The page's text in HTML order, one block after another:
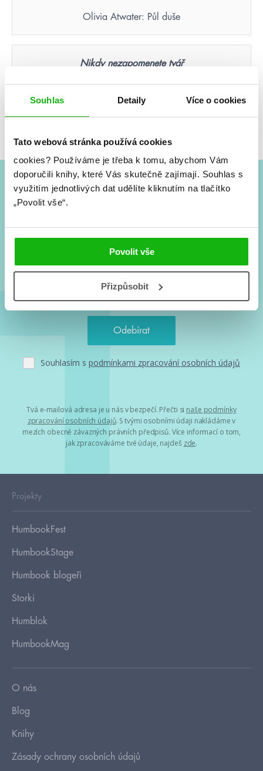
Souhlas Detaily Více o cookies
Tato webová stránka používá cookies
cookies? Používáme je třeba k tomu, abychom Vám
doporučili knihy, které Vás skutečně zajímají. Souhlas s
využitím jednotlivých dat udělíte kliknutím na tlačítko
„Povolit vše“.
Povolit vše
Přizpůsobit
Olivia Atwater: Půl duše
Nikdy nezapomenete tvář
#HumbookNews
Souhlasím s podmínkami zpracování osobních údajů
Tvá e-mailová adresa je u nás v bezpečí. Přečti si naše podmínky
zpracování osobních údajů. S tvými osobními údaji nakládáme v
mezích obecně závazných právních předpisů. Více informací o tom,
jak zpracováváme tvé údaje, najdeš zde.
Projekty
HumbookFest
HumbookStage
Humbook blogeři
Storki
Humblok
HumbookMag
O nás
Blog
Knihy
Zásady ochrany osobních údajů